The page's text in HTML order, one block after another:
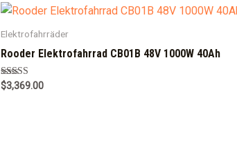
0
o
t
f
5
Elektrofahrräder
Rooder Elektrofahrrad CB01B 48V 1000W 40Ah
Rated
5.00
$3,369.00